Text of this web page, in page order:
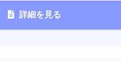
詳細を見る